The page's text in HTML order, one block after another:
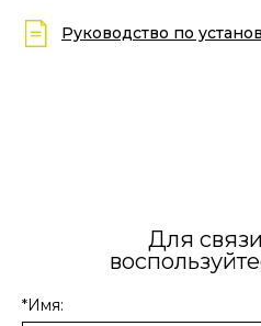
Руководство по
Для
*Имя: